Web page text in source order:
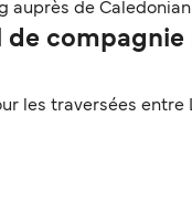
auprès de
les traversées entre